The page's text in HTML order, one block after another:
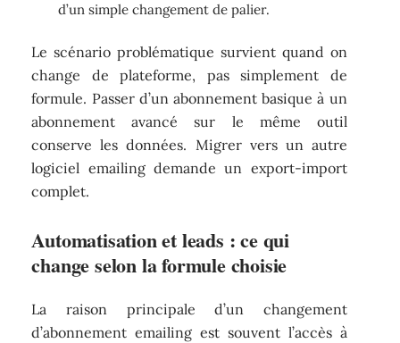
d’un simple changement de palier.
Le scénario problématique survient quand on
change de plateforme, pas simplement de
formule. Passer d’un abonnement basique à un
abonnement avancé sur le même outil
conserve les données. Migrer vers un autre
logiciel emailing demande un export-import
complet.
Automatisation et leads : ce qui
change selon la formule choisie
La raison principale d’un changement
d’abonnement emailing est souvent l’accès à